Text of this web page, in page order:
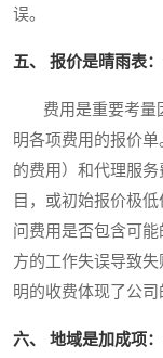
误。
五、 报价是晴雨表
费用是重要考量因
明各项费用的报价
的费用）和代理服
目，或初始报价极
问费用是否包含可
方的工作失误导致
明的收费体现了公司
六、 地域是加成项